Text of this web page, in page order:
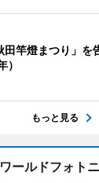
田竿燈まつり」
）
もっと見る
ワールドフォト